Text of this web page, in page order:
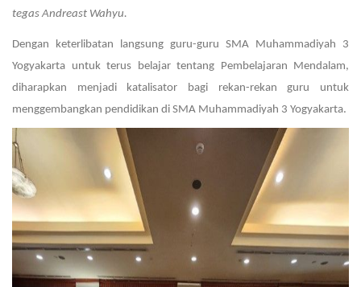
tegas Andreast Wahyu.
Dengan keterlibatan langsung guru-guru SMA Muhammadiyah 3
Yogyakarta untuk terus belajar tentang Pembelajaran Mendalam,
diharapkan menjadi katalisator bagi rekan-rekan guru untuk
menggembangkan pendidikan di SMA Muhammadiyah 3 Yogyakarta.